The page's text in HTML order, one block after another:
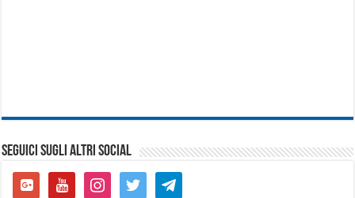
SEGUICI SUGLI ALTRI SOCIAL
google-
plus-
youtubeinstagramtwitter telegram